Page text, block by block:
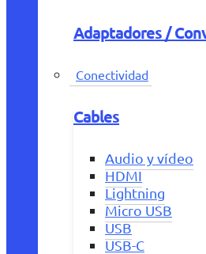
Adaptadores /
Conectividad
Cables
Audio y vídeo
HDMI
Lightning
Micro USB
USB
USB-C